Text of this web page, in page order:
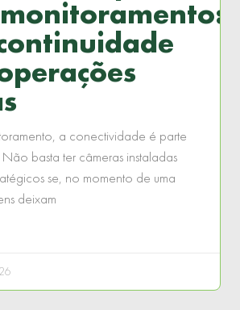
a conectividade é parte
basta ter câmeras instaladas
se, no momento de uma
deixam